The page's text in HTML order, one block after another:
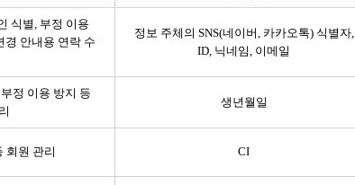
식별, 부정 이용
경 안내용 연락 수
정보 주체의 SNS(네이버, 카카오톡) 식별자,
ID, 닉네임, 이메일
정 이용 방지 등
생년월일
회원 관리 CI